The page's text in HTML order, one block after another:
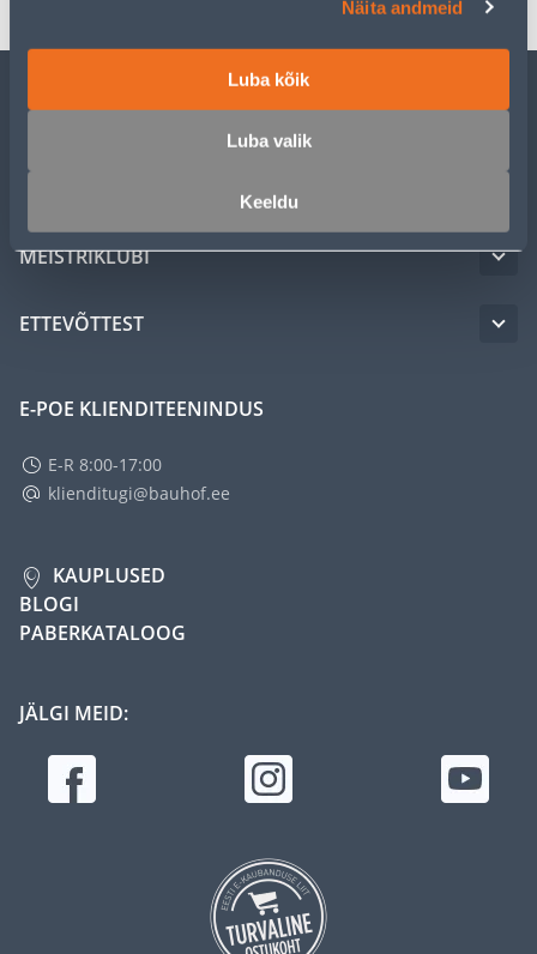
Näita andmeid
Luba kõik
Luba valik
Keeldu
MEISTRIKLUBI
ETTEVÕTTEST
E-POE KLIENDITEENINDUS
E-R 8:00-17:00
klienditugi@bauhof.ee
KAUPLUSED
BLOGI
PABERKATALOOG
JÄLGI MEID: